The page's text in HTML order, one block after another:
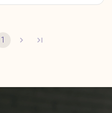
推广的师傅更易于接触客户，
户的持续支持让我们的订单量
不是最精明，但为什么用户依
注。我们从未计划独霸市场，
1